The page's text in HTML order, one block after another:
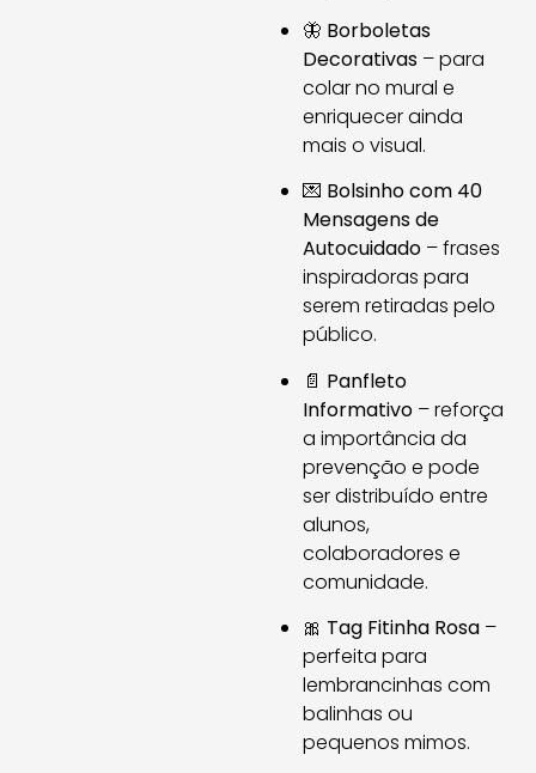
🦋 Borboletas
Decorativas– para
colar no mural e
enriquecer ainda
mais o visual.
💌 Bolsinho com 40
Mensagens de
Autocuidado– frases
inspiradoras para
serem retiradas pelo
público.
📄 Panfleto
Informativo– reforça
a importância da
prevenção e pode
ser distribuído entre
alunos,
colaboradores e
comunidade.
🎀 Tag Fitinha Rosa–
perfeita para
lembrancinhas com
balinhas ou
pequenos mimos.